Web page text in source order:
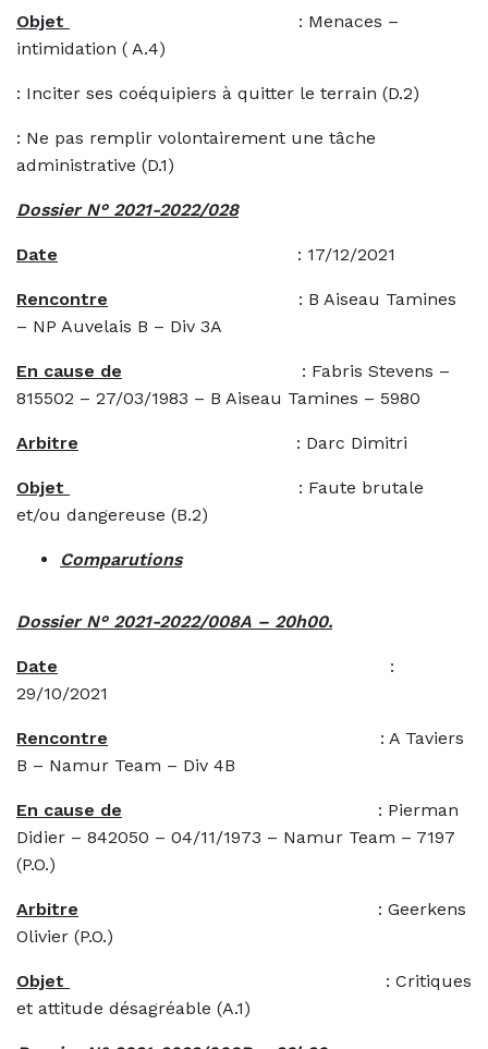
Objet
: Menaces –
intimidation ( A.4)
: Inciter ses coéquipiers à quitter le terrain (D.2)
: Ne pas remplir volontairement une tâche
administrative (D.1)
Dossier N° 2021-2022/028
Date : 17/12/2021
Rencontre : B Aiseau Tamines
– NP Auvelais B – Div 3A
En cause de : Fabris Stevens –
815502 – 27/03/1983 – B Aiseau Tamines – 5980
Arbitre : Darc Dimitri
Objet
: Faute brutale
et/ou dangereuse (B.2)
Comparutions
Dossier N° 2021-2022/008A – 20h00.
Date :
29/10/2021
Rencontre : A Taviers
B – Namur Team – Div 4B
En cause de : Pierman
Didier – 842050 – 04/11/1973 – Namur Team – 7197
(P.O.)
Arbitre : Geerkens
Olivier (P.O.)
Objet
: Critiques
et attitude désagréable (A.1)